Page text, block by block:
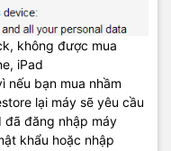
không được mua
iPad
nếu bạn mua nhầm
lại máy sẽ yêu cầu
đã đăng nhập máy
khẩu hoặc nhập